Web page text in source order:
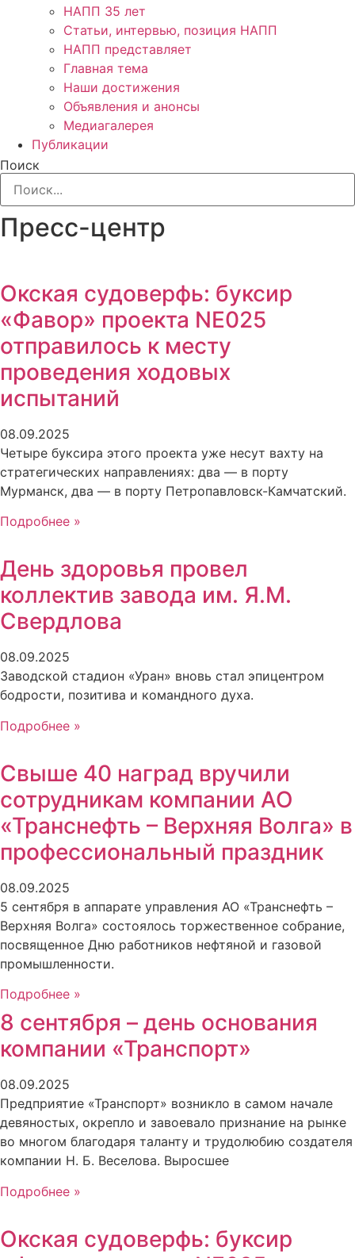
НАПП 35 лет
Статьи, интервью, позиция НАПП
НАПП представляет
Главная тема
Наши достижения
Объявления и анонсы
Медиагалерея
Публикации
Поиск
Пресс-центр
Окская судоверфь: буксир
«Фавор» проекта NE025
отправилось к месту
проведения ходовых
испытаний
08.09.2025
Четыре буксира этого проекта уже несут вахту на
стратегических направлениях: два — в порту
Мурманск, два — в порту Петропавловск-Камчатский.
Подробнее »
День здоровья провел
коллектив завода им. Я.М.
Свердлова
08.09.2025
Заводской стадион «Уран» вновь стал эпицентром
бодрости, позитива и командного духа.
Подробнее »
Свыше 40 наград вручили
сотрудникам компании АО
«Транснефть – Верхняя Волга» в
профессиональный праздник
08.09.2025
5 сентября в аппарате управления АО «Транснефть –
Верхняя Волга» состоялось торжественное собрание,
посвященное Дню работников нефтяной и газовой
промышленности.
Подробнее »
8 сентября – день основания
компании «Транспорт»
08.09.2025
Предприятие «Транспорт» возникло в самом начале
девяностых, окрепло и завоевало признание на рынке
во многом благодаря таланту и трудолюбию создателя
компании Н. Б. Веселова. Выросшее
Подробнее »
Окская судоверфь: буксир